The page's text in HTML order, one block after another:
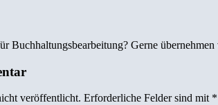
Buchhaltungsbearbeitung? Gerne
veröffentlicht. Erforderliche Felder sind mit *